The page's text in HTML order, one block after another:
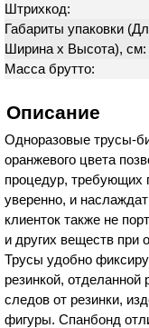
Штрихкод:
Габариты упаковки
Ширина х Высота), см:
Масса брутто:
Описание
Одноразовые трусы-
оранжевого цвета
процедур, требующих
уверенно, и
клиенток также не
и других веществ при
Трусы удобно
резинкой,
следов от резинки,
фигуры. Спанбонд